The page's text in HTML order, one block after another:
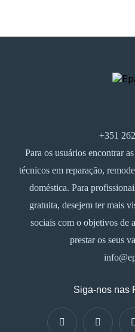
+351
Para os usuários encontrar
técnicos em reparação,
doméstica. Para
gratuita, desejem ter mais
sociais com o objetivos de
prestar os seus
Siga-nos nas